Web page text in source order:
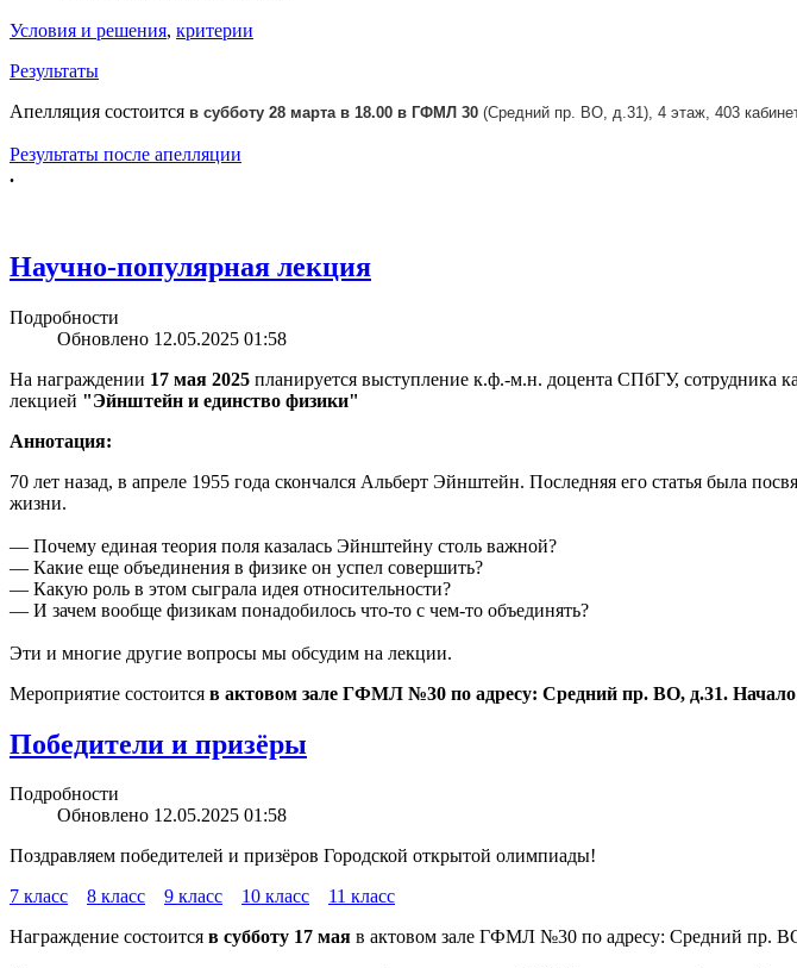
Условия и решения, критерии
Результаты
Апелляция состоится в субботу 28 марта в 18.00 в ГФМЛ 30 (Средний пр. ВО, д.31 ), 4 этаж, 403
Результаты после апелляции
.
Научно-популярная лекция
Подробности
Обновлено 12.05.2025 01:58
На награждении 17 мая 2025 планируется выступление к.ф.-м.н. доцента СПбГУ,
лекцией "Эйнштейн и единство физики"
Аннотация:
70 лет назад, в апреле 1955 года скончался Альберт Эйнштейн. Последняя его статья была
жизни.
— Почему единая теория поля казалась Эйнштейну столь важной?
— Какие еще объединения в физике он успел совершить?
— Какую роль в этом сыграла идея относительности?
— И зачем вообще физикам понадобилось что-то с чем-то объединять?
Эти и многие другие вопросы мы обсудим на лекции.
Мероприятие состоится в актовом зале ГФМЛ №30 по адресу: Средний пр. ВО, д.31. Начало
Победители и призёры
Подробности
Обновлено 12.05.2025 01:58
Поздравляем победителей и призёров Городской открытой олимпиады!
7 класс
8 класс 9 класс 10 класс
11 класс
Награждение состоится в субботу 17 мая в актовом зале ГФМЛ №30 по адресу: Средний пр.